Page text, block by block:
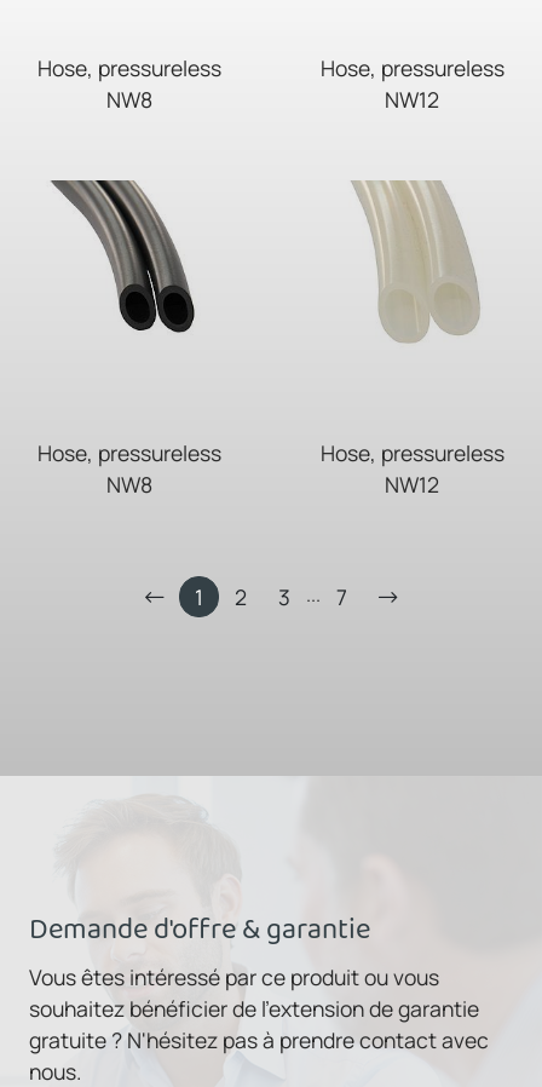
Hose, pressureless
NW8
Hose, pressureless
NW12
Hose, pressureless
NW8
Hose, pressureless
NW12
1 2 3 ... 7
Demande d'offre & garantie
Vous êtes intéressé par ce produit ou vous
souhaitez bénéficier de l'extension de garantie
gratuite ? N'hésitez pas à prendre contact avec
nous.